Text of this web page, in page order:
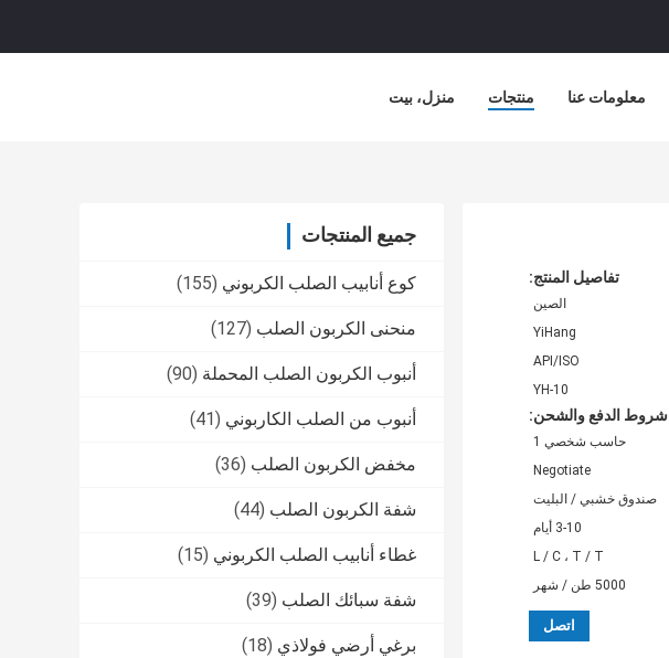
منزل، بيت منتجات معلومات عنا
جميع المنتجات
كوع أنابيب الصلب الكربوني (155)
منحنى الكربون الصلب (127)
أنبوب الكربون الصلب المحملة (90)
أنبوب من الصلب الكاربوني (41)
مخفض الكربون الصلب (36)
شفة الكربون الصلب (44)
غطاء أنابيب الصلب الكربوني (15)
شفة سبائك الصلب (39)
برغي أرضي فولاذي (18)
تفاصيل المنتج:
الصين
YiHang
API/ISO
YH-10
شروط الدفع والشحن:
حاسب شخصي 1
Negotiate
صندوق خشبي / البليت
3-10 أيام
L / C ، T / T
5000 طن / شهر
اتصل